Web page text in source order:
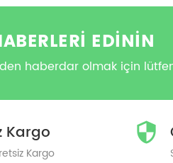
EDİNİN
haberdar olmak için
Kargo
Kargo